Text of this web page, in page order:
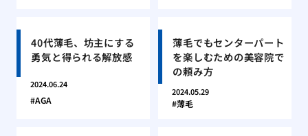
40代薄毛、坊主にする
勇気と得られる解放感
2024.06.24
AGA
薄毛でもセンターパート
を楽しむための美容院で
の頼み方
2024.05.29
薄毛